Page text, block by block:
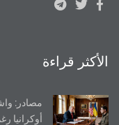
الأكثر قراءة
مصادر:
أوكرانيا